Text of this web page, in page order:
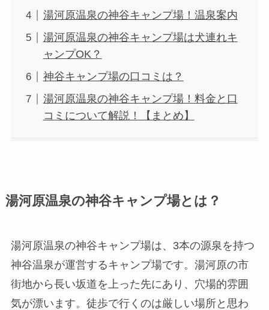
湯河原温泉の神谷キャンプ場！温泉案内
湯河原温泉の神谷キャンプ場は犬連れキ
ャンプOK？
神谷キャンプ場の口コミは？
湯河原温泉の神谷キャンプ場！料金と口
コミについて解説！【まとめ】
湯河原温泉の神谷キャンプ場とは？
湯河原温泉の神谷キャンプ場は、 3本の源泉を持つ
神谷温泉が運営するキャンプ場です。 湯河原の市
街地から長い坂道を上った先にあり、穴場的雰囲
気が漂います。徒歩で行くのは厳しい場所と思わ